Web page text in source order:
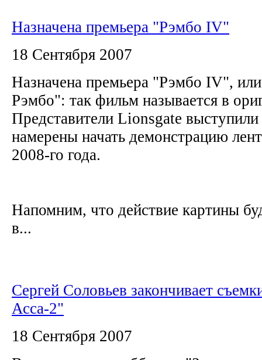
Назначена премьера "Рэмбо IV"
18 Сентября 2007
Назначена премьера "Рэмбо IV",
Рэмбо": так фильм называется в
Представители Lionsgate выступили
намерены начать демонстрацию
2008-го года.
Напомним, что действие картины
в...
Сергей Соловьев закончивает
Асса-2"
18 Сентября 2007